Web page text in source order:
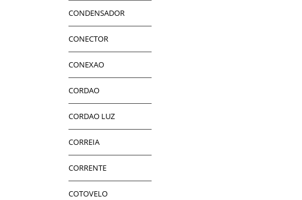
CONDENSADOR
CONECTOR
CONEXAO
CORDAO
CORDAO LUZ
CORREIA
CORRENTE
COTOVELO